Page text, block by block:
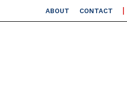
ABOUT CONTACT